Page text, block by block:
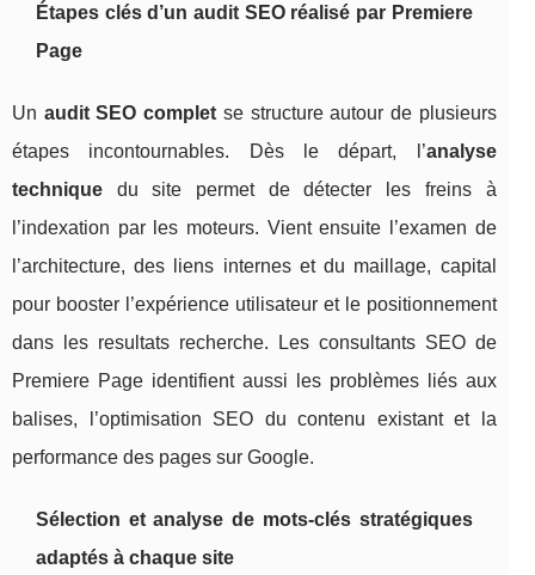
Étapes clés d’un audit SEO réalisé par Premiere
Page
Un audit SEO complet se structure autour de plusieurs
étapes incontournables. Dès le départ, l’analyse
technique du site permet de détecter les freins à
l’indexation par les moteurs. Vient ensuite l’examen de
l’architecture, des liens internes et du maillage, capital
pour booster l’expérience utilisateur et le positionnement
dans les resultats recherche. Les consultants SEO de
Premiere Page identifient aussi les problèmes liés aux
balises, l’optimisation SEO du contenu existant et la
performance des pages sur Google.
Sélection et analyse de mots-clés stratégiques
adaptés à chaque site